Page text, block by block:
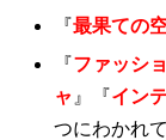
『最果ての
『ファッシ
ャ 』『イン
つにわかれて